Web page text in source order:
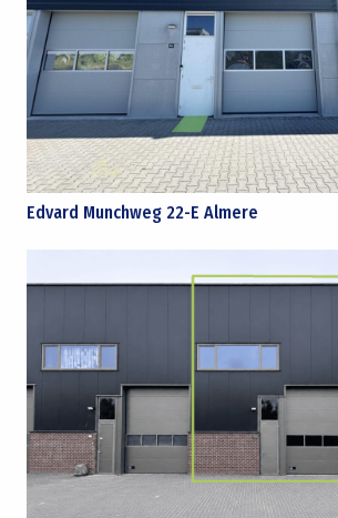
Edvard Munchweg 22-E Almere